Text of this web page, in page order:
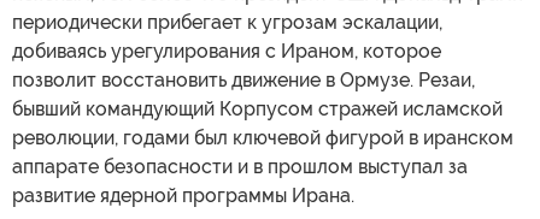
периодически прибегает к угрозам эскалации,
добиваясь урегулирования с Ираном, которое
позволит восстановить движение в Ормузе. Резаи,
бывший командующий Корпусом стражей исламской
революции, годами был ключевой фигурой в иранском
аппарате безопасности и в прошлом выступал за
развитие ядерной программы Ирана.